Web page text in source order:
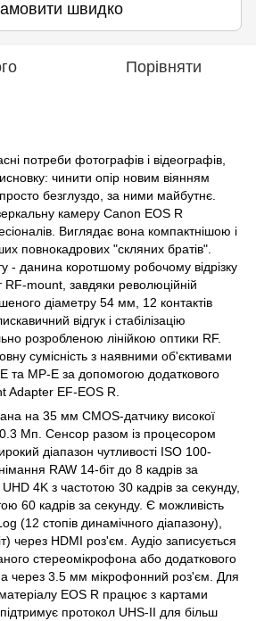
швидко
Порівняти
потреби фотографів і відеографів,
чинити опір новим віянням
безглуздо, за ними майбутнє.
камеру Canon EOS R
Виглядає вона компактнішою і
повнокадрових "скляних братів".
- данина коротшому робочому відрізку
mount, завдяки революційній
діаметру 54 мм, 12 контактів
відгук і стабілізацію
розробленою лінійкою оптики RF.
сумісність з наявними об'єктивами
та MP-E за допомогою додаткового
Adapter EF-EOS R.
на 35 мм CMOS-датчику високої
Мп. Сенсор разом із процесором
діапазон чутливості ISO 100-
RAW 14-біт до 8 кадрів за
4K з частотою 30 кадрів за секунду,
60 кадрів за секунду. Є можливість
(12 стопів динамічного діапазону),
через HDMI роз'єм. Аудіо записується
стереомікрофона або додаткового
через 3.5 мм мікрофонний роз'єм. Для
EOS R працює з картами
протокол UHS-II для більш